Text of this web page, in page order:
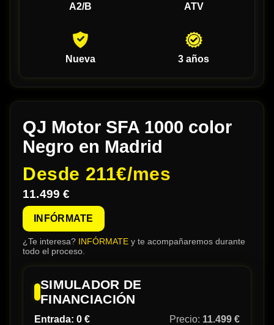
A2/B ATV
Nueva 3 años
QJ Motor SFA 1000 color
Negro en Madrid
Desde 211€/mes
11.499 €
INFÓRMATE
¿Te interesa? INFÓRMATE y te acompañaremos durante
todo el proceso.
SIMULADOR DE
FINANCIACIÓN
Entrada: 0 € Precio: 11.499 €